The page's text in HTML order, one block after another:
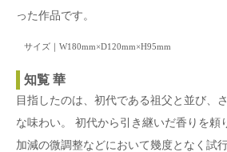
った作品です。
サイズ｜W180mm×D120mm×H95mm
知覧 華
目指したのは、初代である祖父と並び、
な味わい。 初代から引き継いだ香りを頼
加減の微調整などにおいて幾度となく試